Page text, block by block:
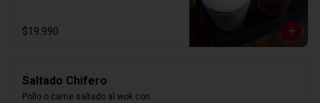
$19.990
Saltado Chifero
Pollo o carne saltado al wok con